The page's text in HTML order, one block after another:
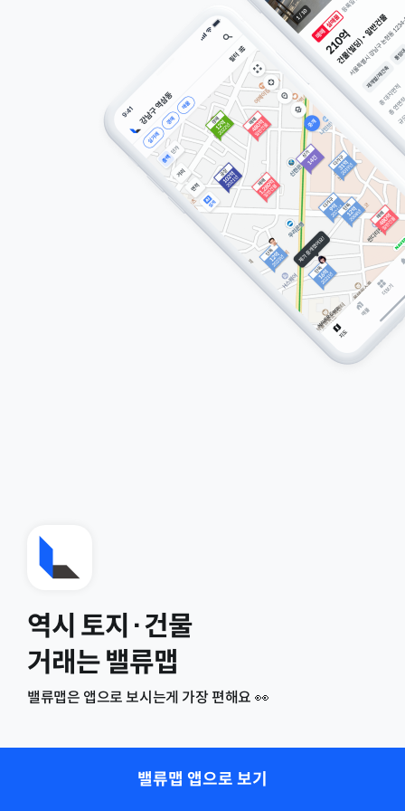
역시 토지·건물
거래는 밸류맵
밸류맵은 앱으로 보시는게 가장 편해요 👀
밸류맵 앱으로 보기